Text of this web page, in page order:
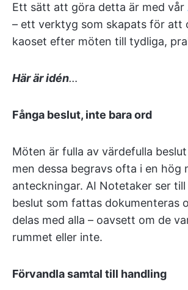
Ett sätt att göra detta är med vår
– ett verktyg som skapats för att
kaoset efter möten till tydliga,
Här är idén…
Fånga beslut, inte bara ord
Möten är fulla av värdefulla
men dessa begravs ofta i en hög
anteckningar. AI Notetaker ser
beslut som fattas dokumenteras
delas med alla – oavsett om de
rummet eller inte.
Förvandla samtal till handling